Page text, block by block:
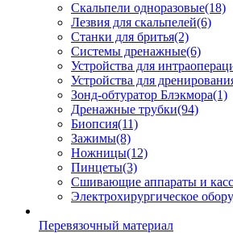
Скальпели одноразовые(18)
Лезвия для скальпелей(6)
Станки для бритья(2)
Системы дренажные(6)
Устройства для
Устройства для
Зонд-обтуратор Блэкмора(1)
Дренажные трубки(94)
Биопсия(11)
Зажимы(8)
Ножницы(12)
Пинцеты(3)
Сшивающие аппараты и
Электрохирургическое
Перевязочный материал